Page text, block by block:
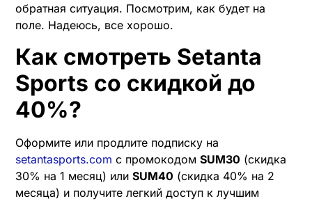
обратная ситуация. Посмотрим, как будет на
поле. Надеюсь, все хорошо.
Как смотреть Setanta
Sports со скидкой до
40%?
Оформите или продлите подписку на
setantasports.com с промокодом SUM30 (скидка
30% на 1 месяц) или SUM40 (скидка 40% на 2
месяца) и получите легкий доступ к лучшим